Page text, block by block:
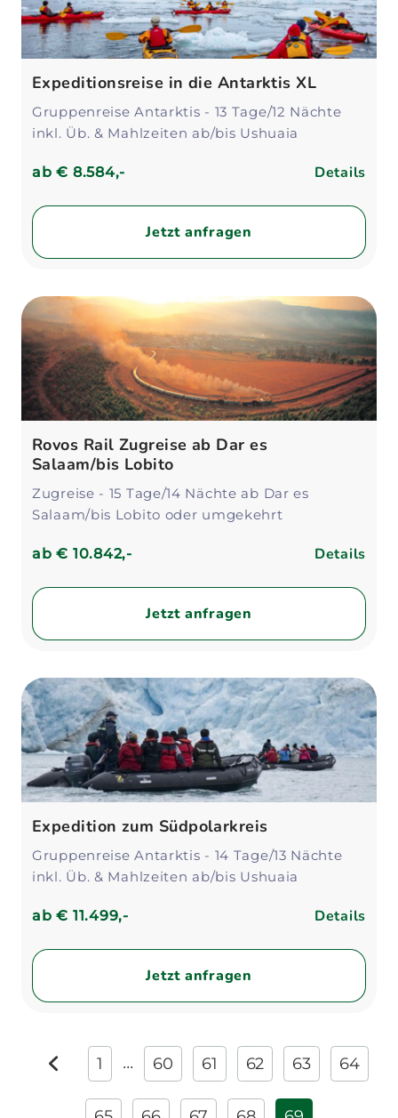
Expeditionsreise in die Antarktis XL
Gruppenreise Antarktis - 13 Tage/12 Nächte
inkl. Üb. & Mahlzeiten ab/bis Ushuaia
ab€ 8.584,- Details
Jetzt anfragen
Rovos Rail Zugreise ab Dar es
Salaam/bis Lobito
Zugreise - 15 Tage/14 Nächte ab Dar es
Salaam/bis Lobito oder umgekehrt
ab€ 10.842,- Details
Jetzt anfragen
Expedition zum Südpolarkreis
Gruppenreise Antarktis - 14 Tage/13 Nächte
inkl. Üb. & Mahlzeiten ab/bis Ushuaia
ab€ 11.499,- Details
Jetzt anfragen
zurück
1 ... 60 61 62 63 64